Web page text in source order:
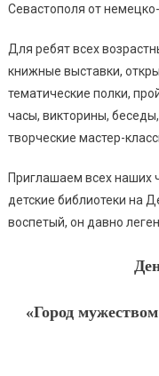
Севастополя от
Для ребят всех
книжные выставки,
тематические полки,
часы, викторины,
творческие мастер-
Приглашаем всех наших
детские библиотеки на
воспетый, он давно
«Город